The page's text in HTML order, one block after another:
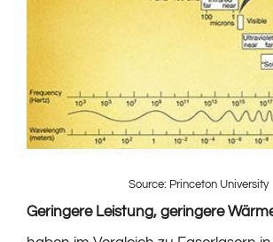
Source: Princeton University
Geringere Leistung, geringere